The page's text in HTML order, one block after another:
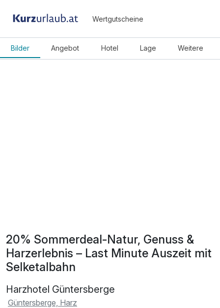
Wertgutscheine
Bilder Angebot Hotel Lage Weitere
20% Sommerdeal-Natur, Genuss &
Harzerlebnis – Last Minute Auszeit mit
Selketalbahn
Harzhotel Güntersberge
Güntersberge, Harz